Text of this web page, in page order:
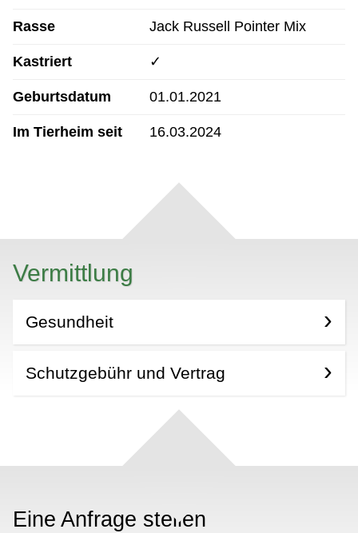
Rasse Jack Russell Pointer Mix
Kastriert ✓
Geburtsdatum 01.01.2021
Im Tierheim seit 16.03.2024
Vermittlung
Gesundheit
Schutzgebühr und Vertrag
Eine Anfrage stellen